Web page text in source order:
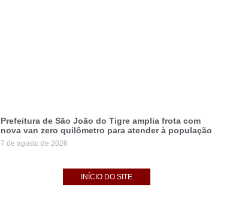
Prefeitura de São João do Tigre amplia frota com
nova van zero quilômetro para atender à população
7 de agosto de 2026
INÍCIO DO SITE